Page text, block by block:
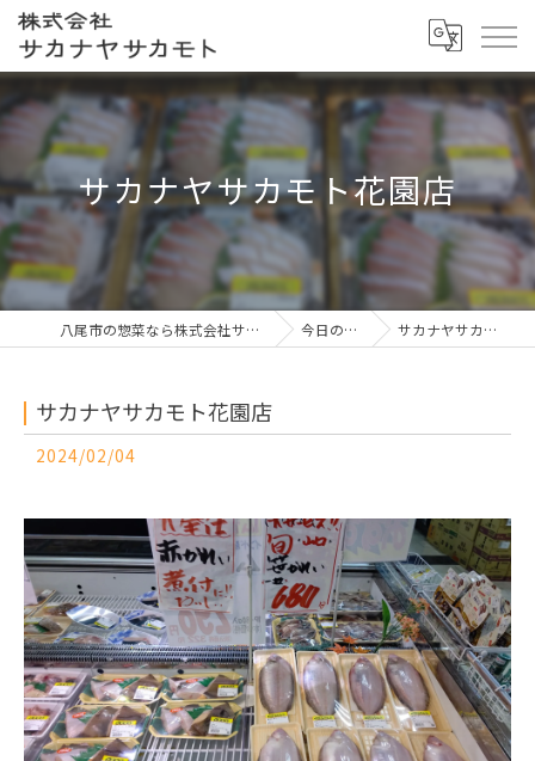
サカナヤサカモト花園店
八尾市の惣菜なら株式会社サカナヤサカモト 今日の一押し サカナヤサカモト花園店
サカナヤサカモト花園店
2024/02/04